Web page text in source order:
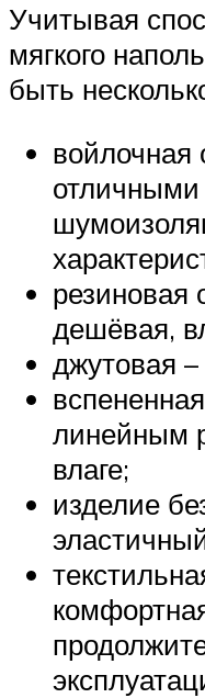
Учитывая
мягкого
быть
отличными
резиновая
дешёвая,
джутовая
линейным
влаге;
изделие